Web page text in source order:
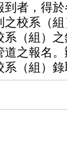
到者，得
之校系（
（組）
道之報名
系（組）